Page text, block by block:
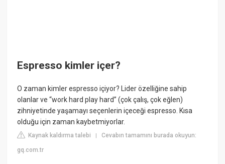
Espresso kimler içer?
O zaman kimler espresso içiyor? Lider özelliğine sahip
olanlar ve “work hard play hard” (çok çalış, çok eğlen)
zihniyetinde yaşamayı seçenlerin içeceği espresso. Kısa
olduğu için zaman kaybetmiyorlar.
Kaynak kaldırma talebi |Cevabın tamamını burada okuyun:
gq.com.tr